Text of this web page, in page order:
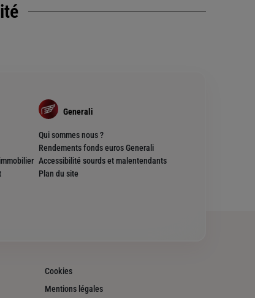
Generali
Qui sommes nous ?
Rendements fonds euros Generali
Accessibilité sourds et malentendants
Plan du site
Cookies
Mentions légales